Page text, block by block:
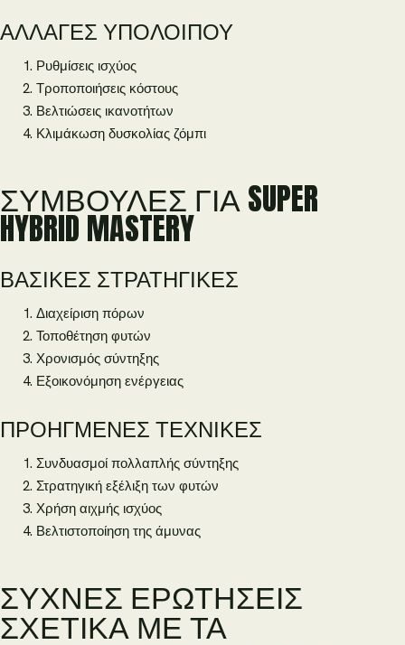
ΑΛΛΑΓΈΣ ΥΠΟΛΟΊΠΟΥ
Ρυθμίσεις ισχύος
Τροποποιήσεις κόστους
Βελτιώσεις ικανοτήτων
Κλιμάκωση δυσκολίας ζόμπι
ΣΥΜΒΟΥΛΈΣ ΓΙΑ SUPER
HYBRID MASTERY
ΒΑΣΙΚΈΣ ΣΤΡΑΤΗΓΙΚΈΣ
Διαχείριση πόρων
Τοποθέτηση φυτών
Χρονισμός σύντηξης
Εξοικονόμηση ενέργειας
ΠΡΟΗΓΜΈΝΕΣ ΤΕΧΝΙΚΈΣ
Συνδυασμοί πολλαπλής σύντηξης
Στρατηγική εξέλιξη των φυτών
Χρήση αιχμής ισχύος
Βελτιστοποίηση της άμυνας
ΣΥΧΝΈΣ ΕΡΩΤΉΣΕΙΣ
ΣΧΕΤΙΚΆ ΜΕ ΤΑ